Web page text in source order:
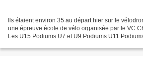
Ils étaient environ 35 au départ hier sur le
une épreuve école de vélo organisée par le VC
Les U15 Podiums U7 et U9 Podiums U11 Podiums U13 Podiums U15